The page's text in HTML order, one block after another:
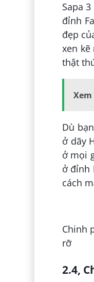
Sapa
đỉnh
đẹp
xen
thật
Xem
Dù
ở dãy
ở mọi
ở đỉnh
cách
Chinh
rỡ
2.4,